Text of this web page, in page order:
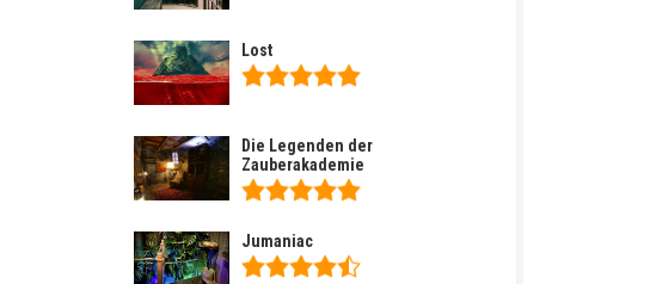
Lost
Die Legenden der
Zauberakademie
Jumaniac